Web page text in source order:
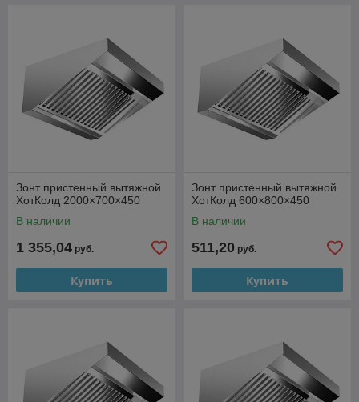
Зонт пристенный вытяжной
ХотКолд 2000×700×450
В наличии
1 355,04 руб.
Купить
Зонт пристенный вытяжной
ХотКолд 600×800×450
В наличии
511,20 руб.
Купить